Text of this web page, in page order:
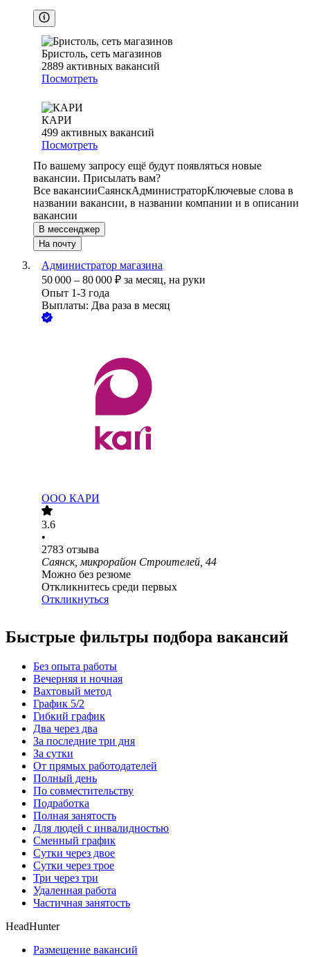
Бристоль, сеть магазинов
2889 активных вакансий
Посмотреть
КАРИ
499 активных вакансий
Посмотреть
По вашему запросу ещё будут появляться новые
вакансии. Присылать вам?
Все вакансииСаянскАдминистраторКлючевые слова в
названии вакансии, в названии компании и в описании
вакансии
В мессенджер
На почту
Администратор магазина
50 000 – 80 000 ₽ за месяц, на руки
Опыт 1-3 года
Выплаты: Два раза в месяц
ООО КАРИ
3.6
•
2783 отзыва
Саянск, микрорайон Строителей, 44
Можно без резюме
Откликнитесь среди первых
Откликнуться
Быстрые фильтры подбора вакансий
Без опыта работы
Вечерняя и ночная
Вахтовый метод
График 5/2
Гибкий график
Два через два
За последние три дня
За сутки
От прямых работодателей
Полный день
По совместительству
Подработка
Полная занятость
Для людей с инвалидностью
Сменный график
Сутки через двое
Сутки через трое
Три через три
Удаленная работа
Частичная занятость
HeadHunter
Размещение вакансий